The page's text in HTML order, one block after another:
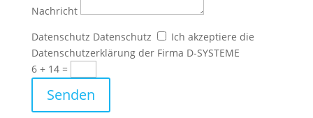
Nachricht
Datenschutz Datenschutz
Ich akzeptiere die
Datenschutzerklärung der Firma D-SYSTEME
6 + 14=
Senden